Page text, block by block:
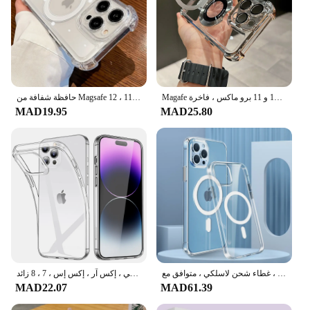
MAD19.95 MAD25.80
MAD22.07 MAD61.39